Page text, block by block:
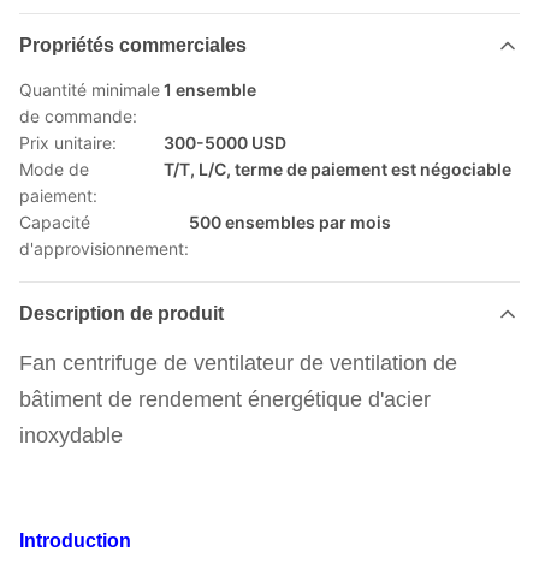
Propriétés commerciales
Quantité minimale
de commande:
1 ensemble
Prix unitaire:
300-5000 USD
Mode de
paiement:
T/T, L/C, terme de paiement est négociable
Capacité
d'approvisionnement:
500 ensembles par mois
Description de produit
Fan centrifuge de ventilateur de ventilation de
bâtiment de rendement énergétique d'acier
inoxydable
Introduction